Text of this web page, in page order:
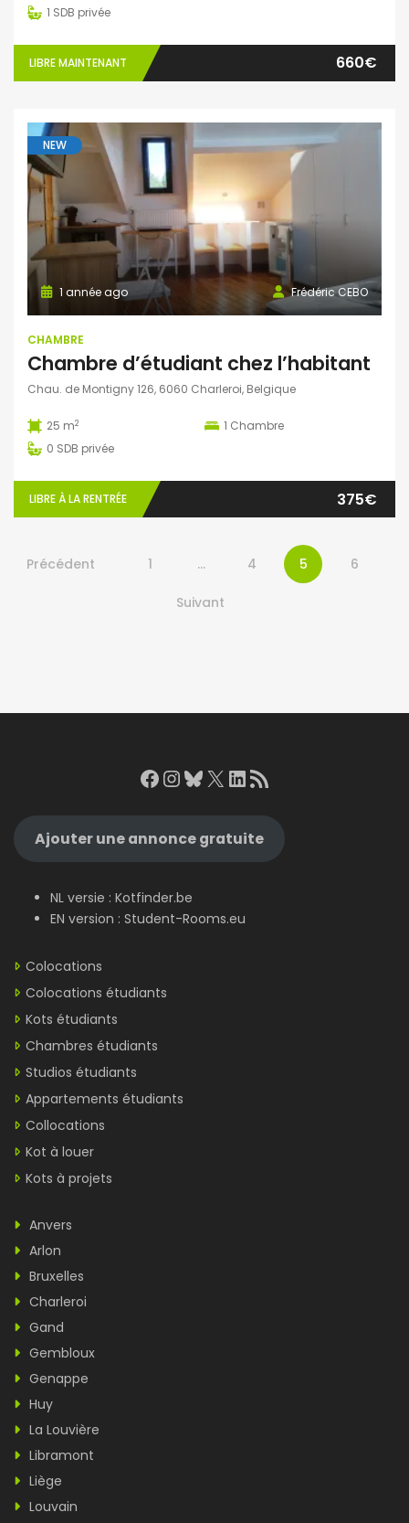
1 SDB privée
LIBRE MAINTENANT 660€
NEW
Frédéric CEBO
1 année ago
CHAMBRE
Chambre d’étudiant chez l’habitant
Chau. de Montigny 126, 6060 Charleroi, Belgique
25 m2 1 Chambre
0 SDB privée
LIBRE À LA RENTRÉE 375€
Précédent 1 … 4 5 6
Suivant
Facebook
Instagram
Bluesky
X LinkedIn
RSS Feed
Ajouter une annonce gratuite
NL versie : Kotfinder.be
EN version : Student-Rooms.eu
Colocations
Colocations étudiants
Kots étudiants
Chambres étudiants
Studios étudiants
Appartements étudiants
Collocations
Kot à louer
Kots à projets
Anvers
Arlon
Bruxelles
Charleroi
Gand
Gembloux
Genappe
Huy
La Louvière
Libramont
Liège
Louvain